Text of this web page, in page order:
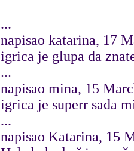
...
napisao katarina, 17
igrica je glupa da
...
napisao mina, 15
igrica je superr sada
...
napisao Katarina, 15